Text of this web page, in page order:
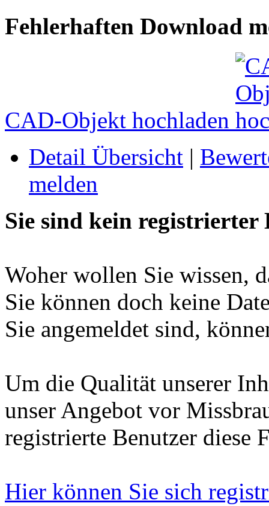
Fehlerhaften Download
CAD-Objekt hochladen
Detail Übersicht |
melden
Sie sind kein registrierter
Woher wollen Sie wissen,
Sie können doch keine
Sie angemeldet sind,
Um die Qualität unserer
unser Angebot vor
registrierte Benutzer diese
Hier können Sie sich